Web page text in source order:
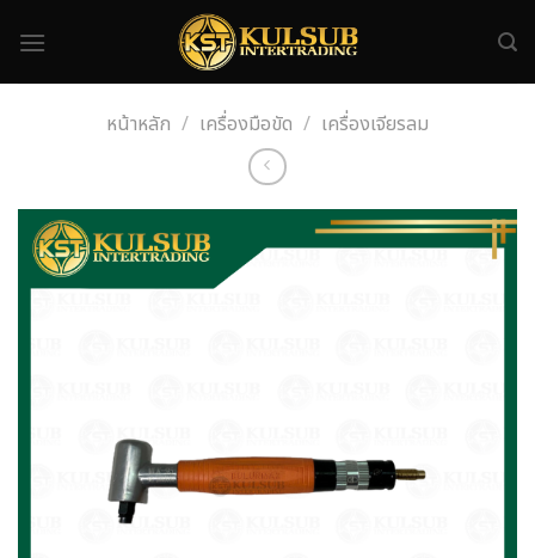
หน้าหลัก / เครื่องมือขัด / เครื่องเจียรลม